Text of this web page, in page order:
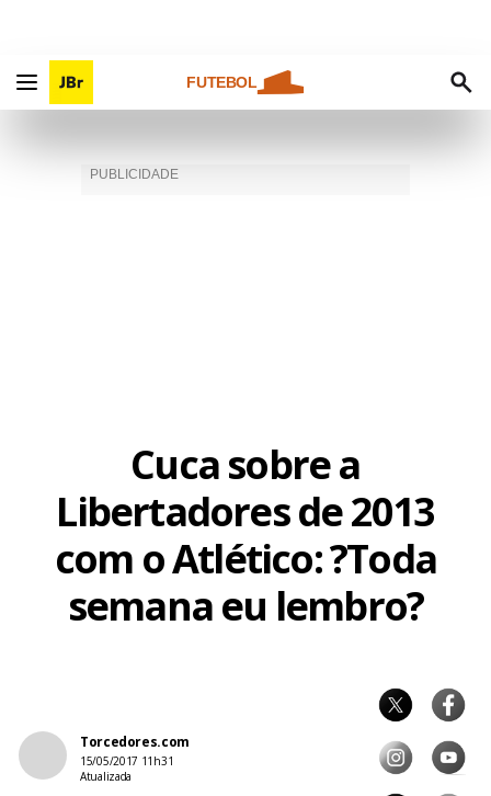
FUTEBOL
Cuca sobre a
Libertadores de 2013
com o Atlético: ?Toda
semana eu lembro?
Torcedores.com
15/05/2017 11h31
Atualizada